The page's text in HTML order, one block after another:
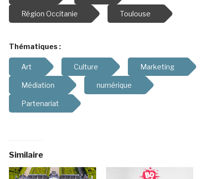
Région Occitanie Toulouse
Thématiques :
Art Culture Marketing
Médiation numérique
Partenariat
Similaire